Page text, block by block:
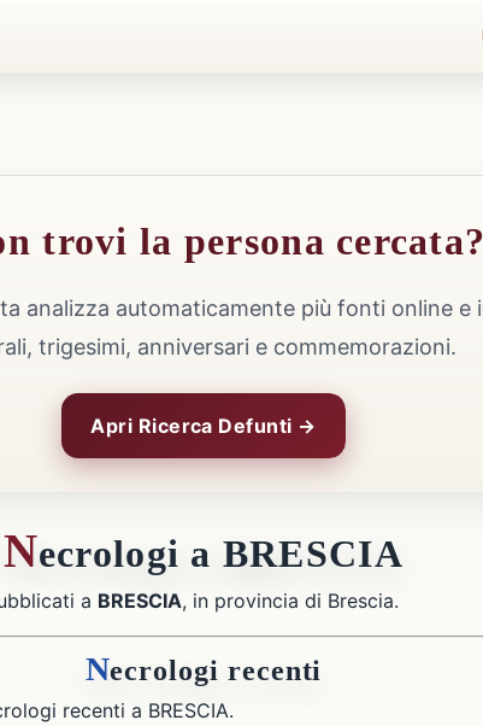
trovi la persona cercata?
analizza automaticamente più fonti online e
trigesimi, anniversari e commemorazioni.
Apri Ricerca Defunti →
Necrologi a BRESCIA
a BRESCIA, in provincia di Brescia.
Necrologi recenti
recenti a BRESCIA.